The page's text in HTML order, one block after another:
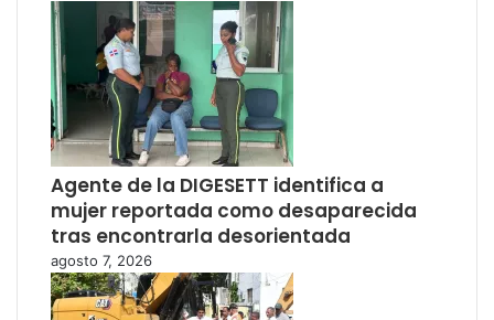
Agente de la DIGESETT identifica a
mujer reportada como desaparecida
tras encontrarla desorientada
agosto 7, 2026